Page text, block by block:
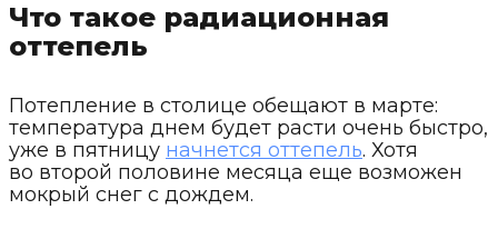
Что такое радиационная
оттепель
Потепление в столице обещают в марте:
температура днем будет расти очень быстро,
уже в пятницу начнется оттепель. Хотя
во второй половине месяца еще возможен
мокрый снег с дождем.